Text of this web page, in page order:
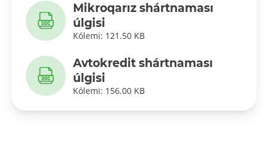
Mikroqarız shártnaması
úlgisi
Kólemi: 121.50 KB
Avtokredit shártnaması
úlgisi
Kólemi: 156.00 KB